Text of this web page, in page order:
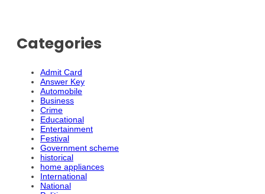
Categories
Admit Card
Answer Key
Automobile
Business
Crime
Educational
Entertainment
Festival
Government scheme
historical
home appliances
International
National